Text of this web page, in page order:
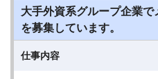
大手外資系グループ企業
を募集しています。
仕事内容